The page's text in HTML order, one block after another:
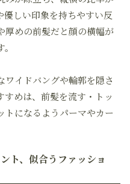
優しい印象を持ちやすい反
厚めの前髪だと顔の横幅が
ワイドバングや輪郭を隠さ
めは、前髪を流す・トッ
トになるようパーマやカー
ト、似合うファッショ